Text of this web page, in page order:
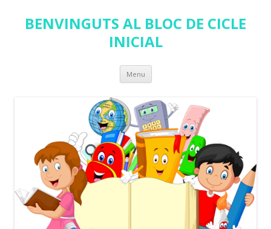
BENVINGUTS AL BLOC DE CICLE
INICIAL
Menu Skip
content